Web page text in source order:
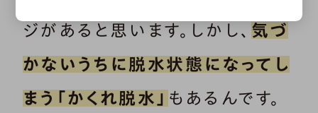
ジがあると思います。しかし、 気づ
かないうちに脱水状態になってし
まう「かくれ脱水」 もあるんです。